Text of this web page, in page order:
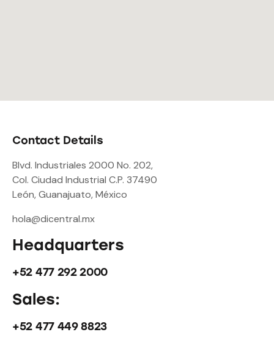
Contact Details
Blvd. Industriales 2000 No. 202,
Col. Ciudad Industrial C.P. 37490
León, Guanajuato, México
hola@dicentral.mx
Headquarters
+52 477 292 2000
Sales:
+52 477 449 8823